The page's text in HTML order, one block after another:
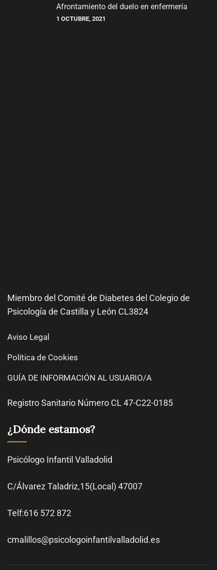
Afrontamiento del duelo en enfermería
1 OCTUBRE, 2021
Miembro del Comité de Diabetesdel Colegio de
Psicología de Castilla y León CL3824
Aviso Legal
Política de Cookies
GUÍA DE INFORMACIÓN AL USUARIO/A
Registro Sanitario Número CL 47-C22-0185
¿Dónde estamos?
Psicólogo Infantil Valladolid
C/Álvarez Taladriz,15(Local) 47007
Telf:616 572 872
cmalillos@psicologoinfantilvalladolid.es